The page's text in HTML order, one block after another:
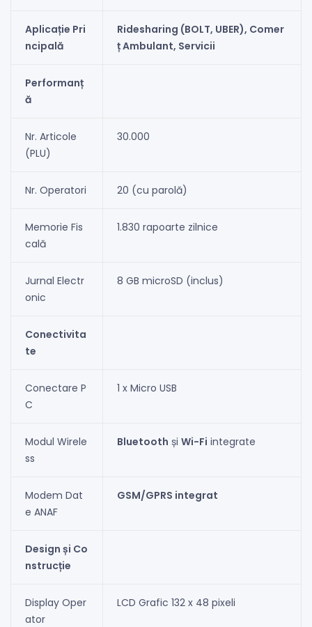
Aplicație Pri
ncipală
Ridesharing (BOLT, UBER), Comer
ț Ambulant, Servicii
Performanț
ă
Nr. Articole
(PLU)
30.000
Nr. Operatori 20 (cu parolă)
Memorie Fis
cală
1.830 rapoarte zilnice
Jurnal Electr
onic
8 GB microSD (inclus)
Conectivita
te
Conectare P
C
1 x Micro USB
Modul Wirele
ss
Bluetooth și Wi-Fi integrate
Modem Dat
e ANAF
GSM/GPRS integrat
Design și Co
nstrucție
Display Oper
ator
LCD Grafic 132 x 48 pixeli